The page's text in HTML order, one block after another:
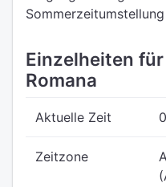
Einzelheiten
Romana
Aktuelle Zeit
Zeitzone